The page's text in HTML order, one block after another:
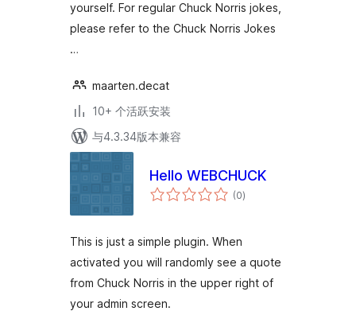
yourself. For regular Chuck Norris jokes,
please refer to the Chuck Norris Jokes
…
maarten.decat
10+ 个活跃安装
与4.3.34版本兼容
Hello WEBCHUCK
(0总
评)
This is just a simple plugin. When
activated you will randomly see a quote
from Chuck Norris in the upper right of
your admin screen.